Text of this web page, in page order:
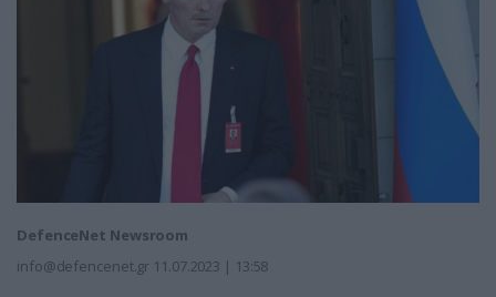
DefenceNet Newsroom
info@defencenet.gr 11.07.2023 | 13:58